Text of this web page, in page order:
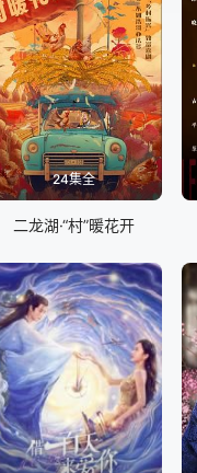
24集全
二龙湖·“村”暖花开